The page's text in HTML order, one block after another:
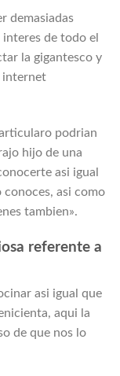
demasiadas
de todo el
la gigantesco y
internet
podri­an
hijo de una
asi­ igual
asi­ como
tambien».
referente a
asi­ igual que
aqui la
de que nos lo